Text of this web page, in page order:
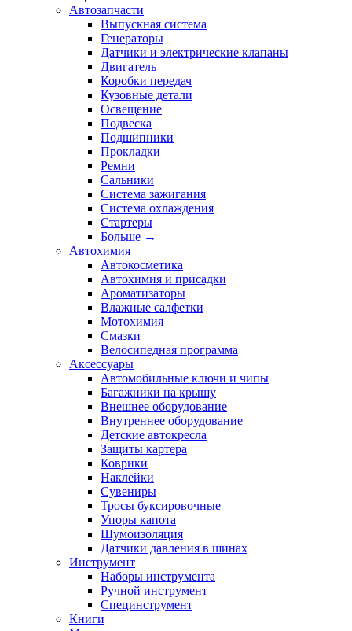
Автозапчасти
Выпускная система
Генераторы
Датчики и электрические клапаны
Двигатель
Коробки передач
Кузовные детали
Освещение
Подвеска
Подшипники
Прокладки
Ремни
Сальники
Система зажигания
Система охлаждения
Стартеры
Больше →
Автохимия
Автокосметика
Автохимия и присадки
Ароматизаторы
Влажные салфетки
Мотохимия
Смазки
Велосипедная программа
Аксессуары
Автомобильные ключи и чипы
Багажники на крышу
Внешнее оборудование
Внутреннее оборудование
Детские автокресла
Защиты картера
Коврики
Наклейки
Сувениры
Тросы буксировочные
Упоры капота
Шумоизоляция
Датчики давления в шинах
Инструмент
Наборы инструмента
Ручной инструмент
Специнструмент
Книги